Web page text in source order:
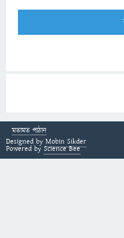
মতামত পাঠান
Designed by Mobin Sikder
Powered by Science Bee